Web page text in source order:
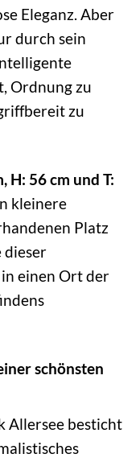
Eleganz. Aber
durch sein
Ordnung zu
zu
H: 56 cm und T:
kleinere
Platz
dieser
einen Ort der
schönsten
Allersee besticht